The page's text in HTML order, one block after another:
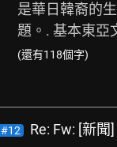
是華日韓裔的
題。. 基本東亞
(還有118個字)
#12
Re: Fw: [新